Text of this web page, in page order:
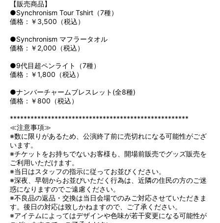
【販売商品】
●Synchronism Tour Tshirt（7種）
価格：￥3,500（税込）
●Synchronism マフラータオル
価格：￥2,000（税込）
●9代目超ペンライト（7種）
価格：￥1,800（税込）
●ナンバーチャームブレスレット(全8種)
価格：￥800（税込）
****************************************************
≪注意事項≫
※数に限りがあるため、公演終了前に売切れになる可能性がござ
います。
※チケットをお持ちでないお客様も、開場前販売でグッズ販売を
ご利用いただけます。
※当日はスタッフの指示に従ってお並びください。
※深夜、早朝からお並びいただく行為は、近隣の住民の方のご迷
惑になりますのでご遠慮ください。
※不良品の返品・交換は当日会場でのみご対応させていただきま
す。後日の対応は致しかねますので、ご了承ください。
※アイテムによってはデザインや色味が若干変更になる可能性が